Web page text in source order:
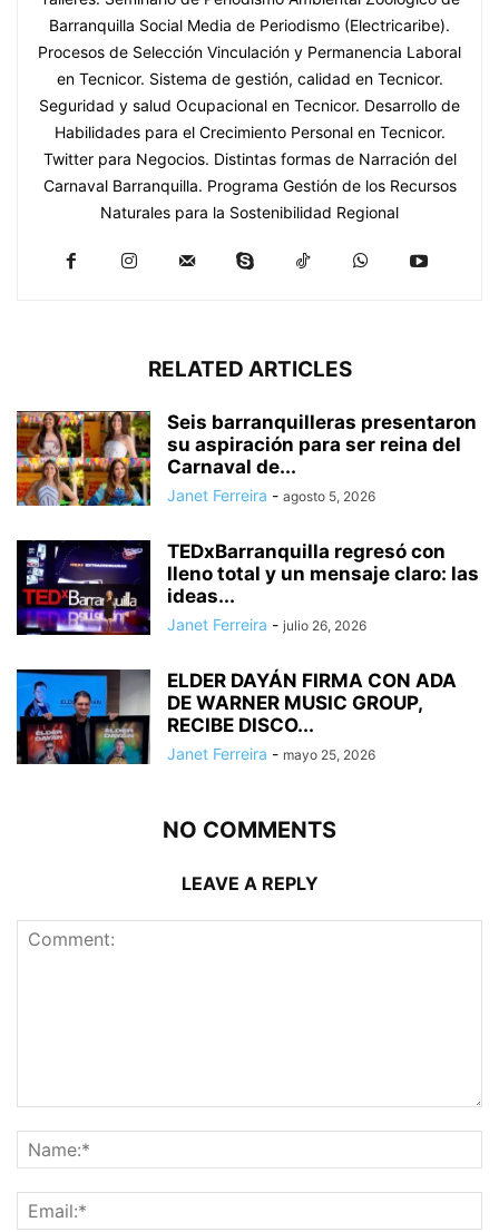
Barranquilla Social Media de Periodismo (Electricaribe).
Procesos de Selección Vinculación y Permanencia Laboral
en Tecnicor. Sistema de gestión, calidad en Tecnicor.
Seguridad y salud Ocupacional en Tecnicor. Desarrollo de
Habilidades para el Crecimiento Personal en Tecnicor.
Twitter para Negocios. Distintas formas de Narración del
Carnaval Barranquilla. Programa Gestión de los Recursos
Naturales para la Sostenibilidad Regional
RELATED ARTICLES
Seis barranquilleras presentaron
su aspiración para ser reina del
Carnaval de...
Janet Ferreira - agosto 5, 2026
TEDxBarranquilla regresó con
lleno total y un mensaje claro: las
ideas...
Janet Ferreira - julio 26, 2026
ELDER DAYÁN FIRMA CON ADA
DE WARNER MUSIC GROUP,
RECIBE DISCO...
Janet Ferreira - mayo 25, 2026
NO COMMENTS
LEAVE A REPLY